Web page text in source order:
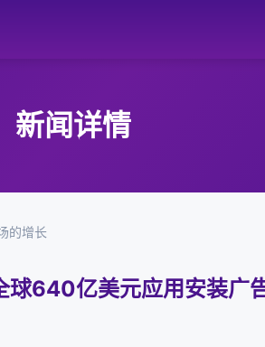
新闻详情
的增长
640亿美元应用安装广